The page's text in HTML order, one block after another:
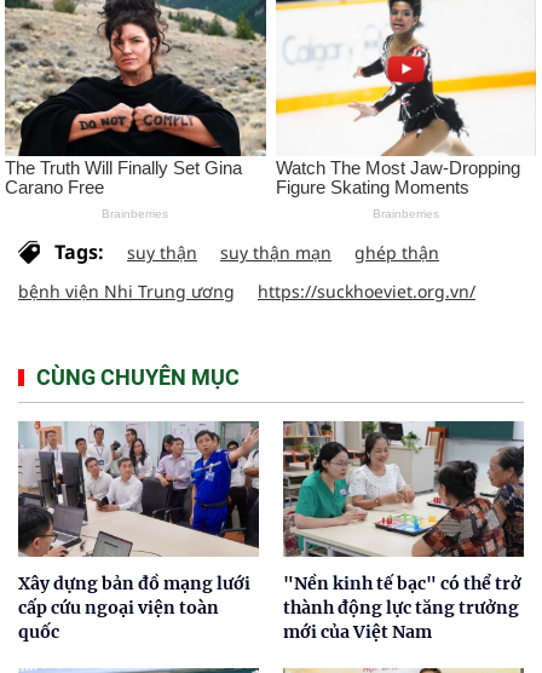
Tags: suy thận suy thận mạn
ghép thận
bệnh viện Nhi Trung ương
https://suckhoeviet.org.vn/
CÙNG CHUYÊN MỤC
Xây dựng bản đồ mạng lưới
cấp cứu ngoại viện toàn
quốc
"Nền kinh tế bạc" có thể trở
thành động lực tăng trưởng
mới của Việt Nam